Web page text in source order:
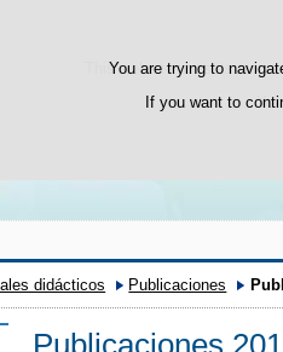
This website uses its own
You are trying to
If you want to
didácticos Publicaciones
Publicaciones